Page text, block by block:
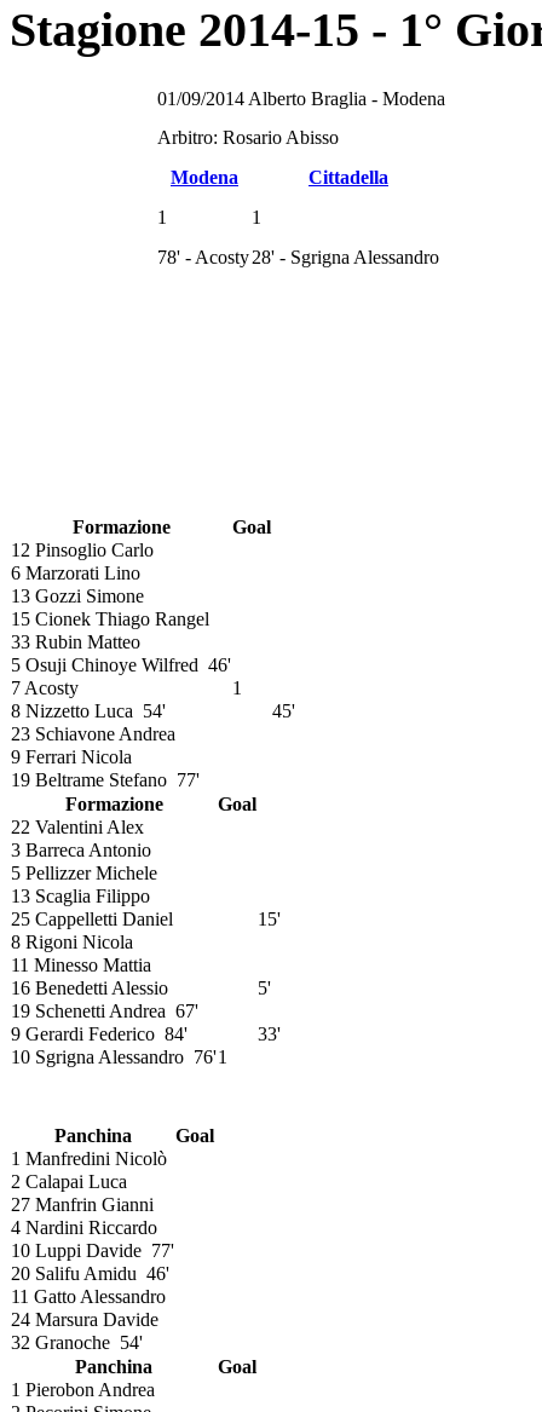
Stagione 2014-15 - 1°
01/09/2014 Alberto Braglia - Modena
Arbitro: Rosario Abisso
Modena
Cittadella
1
1
78' - Acosty28' - Sgrigna Alessandro
Formazione
Goal
12 Pinsoglio Carlo
6 Marzorati Lino
13 Gozzi Simone
15 Cionek Thiago Rangel
33 Rubin Matteo
5 Osuji Chinoye Wilfred 46'
7 Acosty
1
8 Nizzetto Luca 54'
45'
23 Schiavone Andrea
9 Ferrari Nicola
19 Beltrame Stefano 77'
Formazione
Goal
22 Valentini Alex
3 Barreca Antonio
5 Pellizzer Michele
13 Scaglia Filippo
25 Cappelletti Daniel
15'
8 Rigoni Nicola
11 Minesso Mattia
16 Benedetti Alessio
5'
19 Schenetti Andrea 67'
9 Gerardi Federico 84'
33'
10 Sgrigna Alessandro 76'1
Panchina
Goal
1 Manfredini Nicolò
2 Calapai Luca
27 Manfrin Gianni
4 Nardini Riccardo
10 Luppi Davide 77'
20 Salifu Amidu 46'
11 Gatto Alessandro
24 Marsura Davide
32 Granoche 54'
Panchina
Goal
1 Pierobon Andrea